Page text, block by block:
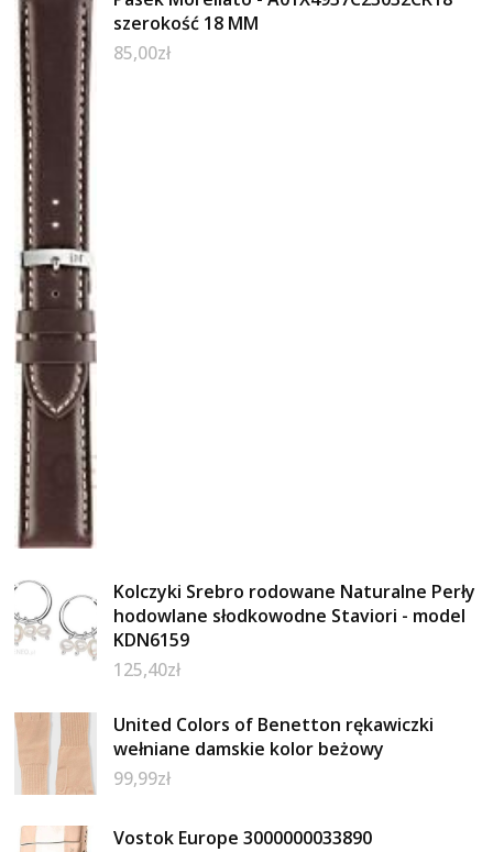
szerokość 18 MM
85,00zł
Kolczyki Srebro rodowane Naturalne Perły
hodowlane słodkowodne Staviori - model
KDN6159
125,40zł
United Colors of Benetton rękawiczki
wełniane damskie kolor beżowy
99,99zł
Vostok Europe 3000000033890